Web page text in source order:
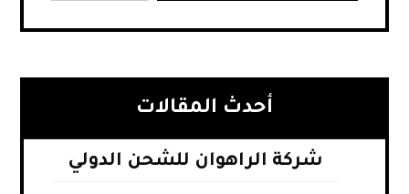
أحدث المقالات
شركة الراهوان للشحن الدولي